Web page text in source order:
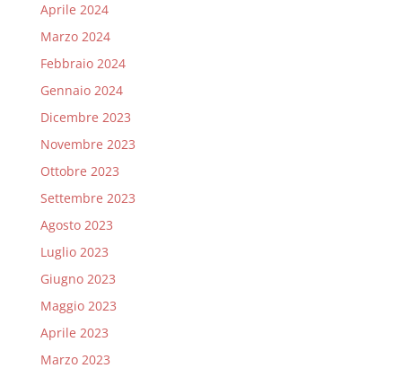
Aprile 2024
Marzo 2024
Febbraio 2024
Gennaio 2024
Dicembre 2023
Novembre 2023
Ottobre 2023
Settembre 2023
Agosto 2023
Luglio 2023
Giugno 2023
Maggio 2023
Aprile 2023
Marzo 2023